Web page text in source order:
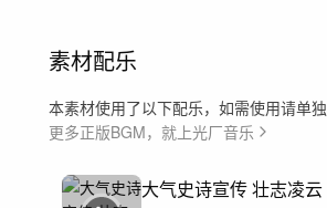
素材配乐
本素材使用了以下配乐，如需使用请单
更多正版BGM，就上光厂音乐
大气史诗宣传 壮志凌云